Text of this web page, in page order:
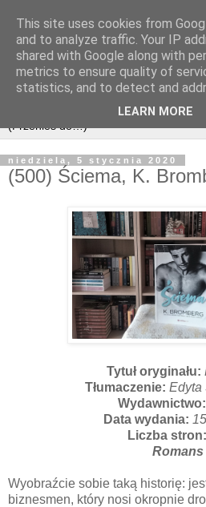
niedziela, 5 stycznia 2020
(500) Ściema, K.
Tytuł oryginału:
Tłumaczenie: Edyta
Wydawnictwo:
Data wydania:
Liczba stron:
Romans
Wyobraźcie sobie taką historię:
biznesmen, który nosi okropnie
This site uses cookies from
and to analyze traffic. Your IP
shared with Google along with
metrics to ensure quality of
statistics, and to detect and
LEARN MORE